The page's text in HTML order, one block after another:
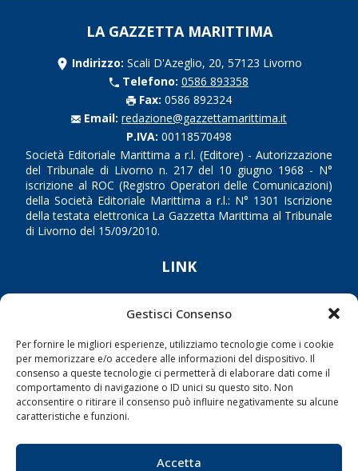
Gestisci Consenso
Per fornire le migliori esperienze, utilizziamo tecnologie come i cookie
per memorizzare e/o accedere alle informazioni del dispositivo. Il
consenso a queste tecnologie ci permetterà di elaborare dati come il
comportamento di navigazione o ID unici su questo sito. Non
acconsentire o ritirare il consenso può influire negativamente su alcune
caratteristiche e funzioni.
Accetta
LA GAZZETTA MARITTIMA
Indirizzo: Scali D'Azeglio, 20, 57123 Livorno
Telefono: 0586 893358
Fax: 0586 892324
Email: redazione@gazzettamarittima.it
P.IVA: 00118570498
Società Editoriale Marittima a r.l. (Editore) - Autorizzazione
del Tribunale di Livorno n. 217 del 10 giugno 1968 - N°
iscrizione al ROC (Registro Operatori delle Comunicazioni)
della Società Editoriale Marittima a r.l.: N° 1301 Iscrizione
della testata elettronica La Gazzetta Marittima al Tribunale
di Livorno del 15/09/2010.
LINK
Shipping
Trasporti
Varie
Sostenibilità
Compagnie di Navigazione
Blue economy